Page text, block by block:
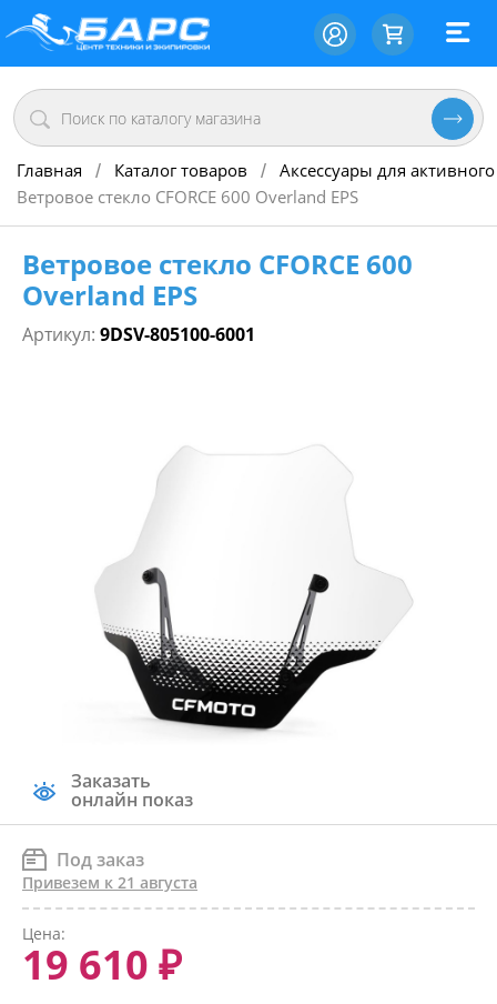
Главная / Каталог товаров / Аксессуары для
Ветровое стекло CFORCE 600 Overland EPS
Ветровое стекло CFORCE 600
Overland EPS
Артикул: 9DSV-805100-6001
Заказать
онлайн показ
Под заказ
Привезем к 21 августа
Цена:
19 610 ₽